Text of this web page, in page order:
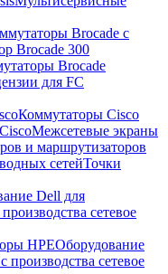
Brocade с
Brocade 300
Brocade
для FC
Коммутаторы Cisco
Межсетевые экраны
и маршрутизаторов
сетейТочки
Dell для
сетевое
HPEОборудование
производства сетевое